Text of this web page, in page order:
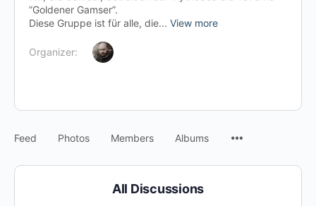
”Goldener Gamser”.
Diese Gruppe ist für alle, die... View more
Organizer:
Feed Photos Members Albums
All Discussions